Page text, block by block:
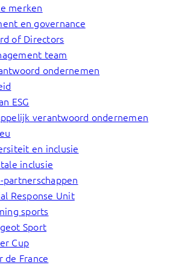
merken
en governance
of Directors
team
ondernemen
ESG
verantwoord ondernemen
en inclusie
inclusie
partnerschappen
Response Unit
sports
Sport
Cup
de France